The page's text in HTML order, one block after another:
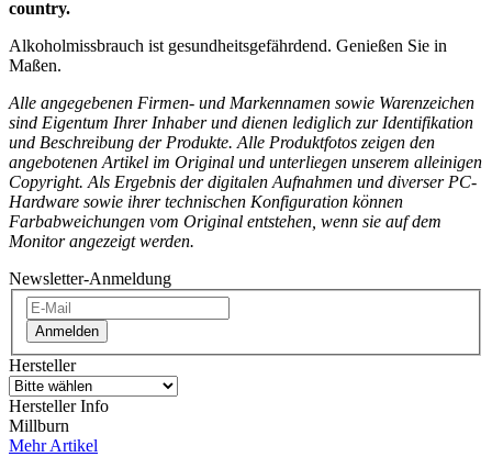
country.
Alkoholmissbrauch ist gesundheitsgefährdend. Genießen Sie in
Maßen.
Alle angegebenen Firmen- und Markennamen sowie Warenzeichen
sind Eigentum Ihrer Inhaber und dienen lediglich zur Identifikation
und Beschreibung der Produkte. Alle Produktfotos zeigen den
angebotenen Artikel im Original und unterliegen unserem alleinigen
Copyright. Als Ergebnis der digitalen Aufnahmen und diverser PC-
Hardware sowie ihrer technischen Konfiguration können
Farbabweichungen vom Original entstehen, wenn sie auf dem
Monitor angezeigt werden.
Newsletter-Anmeldung
Anmelden
Hersteller
Hersteller Info
Millburn
Mehr Artikel